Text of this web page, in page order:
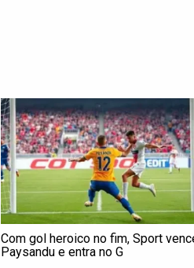
Com gol heroico no fim, Sport
Paysandu e entra no G